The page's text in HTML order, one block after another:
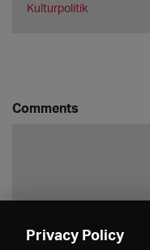
Kulturpolitik
Comments
Privacy Policy